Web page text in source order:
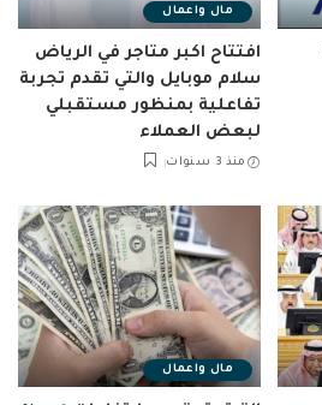
مال واعمال
افتتاح اكبر متاجر في الرياض
سلام موبايل والتي تقدم تجربة
تفاعلية بمنظور مستقبلي
لبعض العملاء
منذ 3 سنوات
مال واعمال